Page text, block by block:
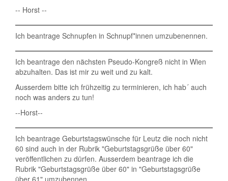
-- Horst --
Ich beantrage Schnupfen in Schnupf*innen umzubenennen.
Ich beantrage den nächsten Pseudo-Kongreß nicht in Wien
abzuhalten. Das ist mir zu weit und zu kalt.
Ausserdem bitte ich frühzeitig zu terminieren, ich hab´ auch
noch was anders zu tun!
--Horst--
Ich beantrage Geburtstagswünsche für Leutz die noch nicht
60 sind auch in der Rubrik "Geburtstagsgrüße über 60"
veröffentlichen zu dürfen. Ausserdem beantrage ich die
Rubrik "Geburtstagsgrüße über 60" in "Geburtstagsgrüße
über 61" umzubennen.